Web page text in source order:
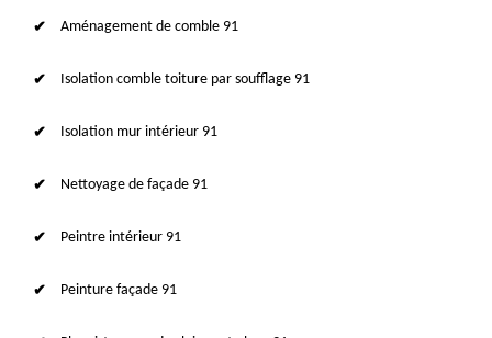
Aménagement de comble 91
Isolation comble toiture par soufflage 91
Isolation mur intérieur 91
Nettoyage de façade 91
Peintre intérieur 91
Peinture façade 91